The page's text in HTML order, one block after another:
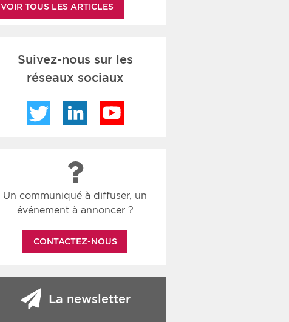
VOIR TOUS LES ARTICLES
Suivez-nous sur les
réseaux sociaux
Twitter LinkedIn
Un communiqué à diffuser, un
événement à annoncer ?
CONTACTEZ-NOUS
La newsletter